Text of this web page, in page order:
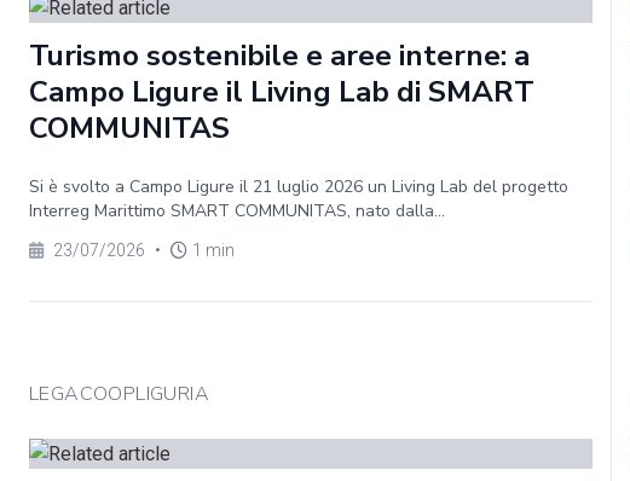
Turismo sostenibile e aree interne: a
Campo Ligure il Living Lab di SMART
COMMUNITAS
Si è svolto a Campo Ligure il 21 luglio 2026 un Living Lab del progetto
Interreg Marittimo SMART COMMUNITAS, nato dalla...
23/07/2026 • 1 min
LEGACOOPLIGURIA